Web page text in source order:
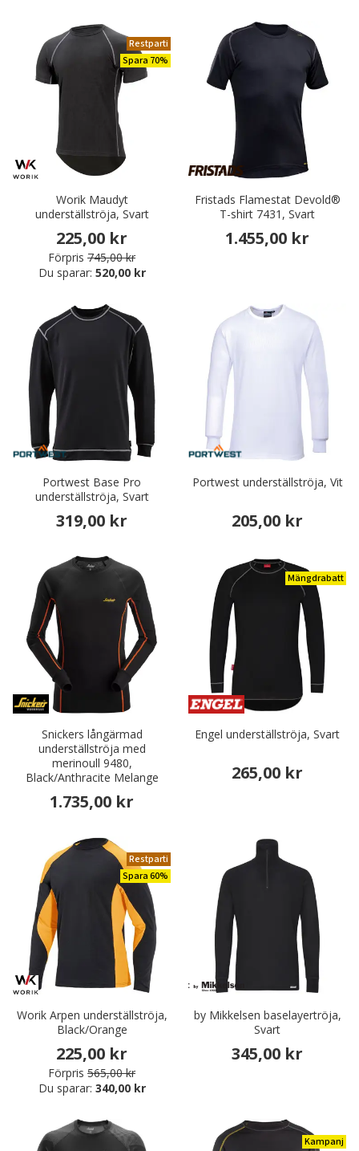
Restparti
Spara 70%
Worik Maudyt
underställströja, Svart
225,00 kr
Förpris 745,00 kr
Du sparar: 520,00 kr
Fristads Flamestat Devold®
T-shirt 7431, Svart
1.455,00 kr
Portwest Base Pro
underställströja, Svart
319,00 kr
Portwest underställströja, Vit
205,00 kr
Snickers långärmad
underställströja med
merinoull 9480,
Black/Anthracite Melange
1.735,00 kr
Mängdrabatt
Engel underställströja, Svart
265,00 kr
Restparti
Spara 60%
Worik Arpen underställströja,
Black/Orange
225,00 kr
Förpris 565,00 kr
Du sparar: 340,00 kr
by Mikkelsen baselayertröja,
Svart
345,00 kr
Kampanj